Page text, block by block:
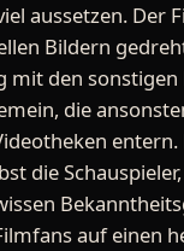
aussetzen. Der
Bildern
mit den sonstigen
die
die
auf einen